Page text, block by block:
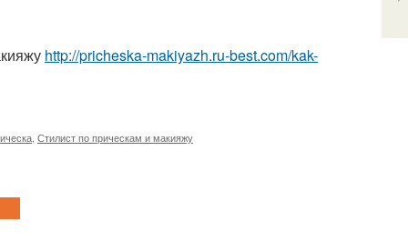
http://pricheska-makiyazh.ru-best.com/kak-
Стилист по прическам и макияжу